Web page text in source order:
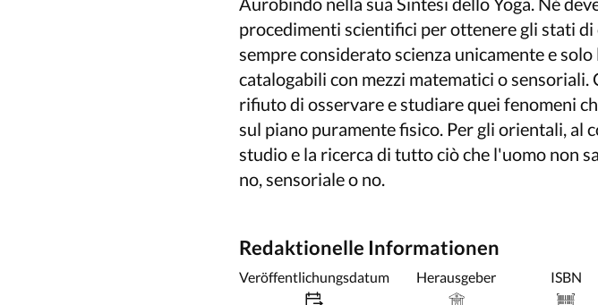
procedimenti scientifici per ottenere gli stati di
sempre considerato scienza unicamente e
catalogabili con mezzi matematici o sensoriali.
rifiuto di osservare e studiare quei fenomeni
sul piano puramente fisico. Per gli orientali, al
studio e la ricerca di tutto ciò che l'uomo non
no, sensoriale o no.
Redaktionelle Informationen
Veröffentlichungsdatum Herausgeber ISBN